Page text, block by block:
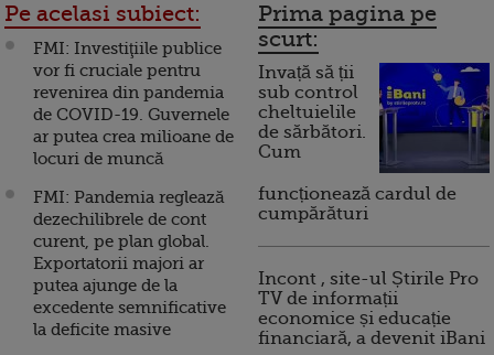
Pe acelasi subiect:
FMI: Investiţiile publice
vor fi cruciale pentru
revenirea din pandemia
de COVID-19. Guvernele
ar putea crea milioane de
locuri de muncă
FMI: Pandemia reglează
dezechilibrele de cont
curent, pe plan global.
Exportatorii majori ar
putea ajunge de la
excedente semnificative
la deficite masive
Prima pagina pe
scurt:
Invață să ții
sub control
cheltuielile
de sărbători.
Cum
funcționează cardul de
cumpărături
Incont , site-ul Știrile Pro
TV de informații
economice și educație
financiară, a devenit iBani